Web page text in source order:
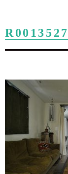
R0013527